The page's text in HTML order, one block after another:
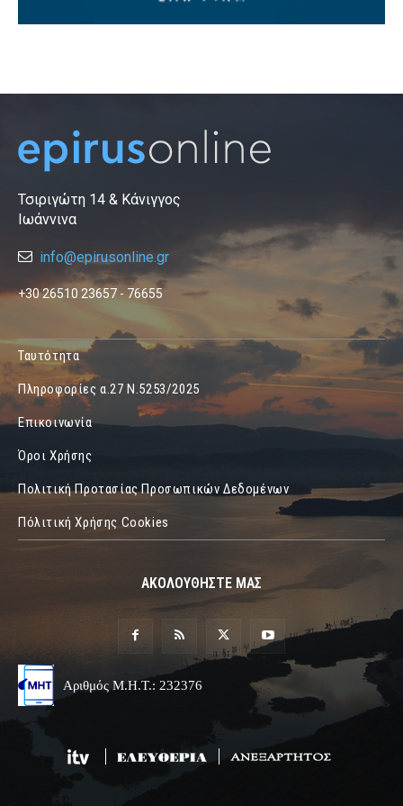
Τσιριγώτη 14 & Κάνιγγος
Ιωάννινα
info@epirusonline.gr
+30 26510 23657 - 76655
Ταυτότητα
Πληροφορίες α.27 Ν.5253/2025
Επικοινωνία
Όροι Χρήσης
Πολιτική Προτασίας Προσωπικών Δεδομένων
Πόλιτική Χρήσης Cookies
ΑΚΟΛΟΥΘΗΣΤΕ ΜΑΣ
Αριθμός Μ.Η.Τ.: 232376